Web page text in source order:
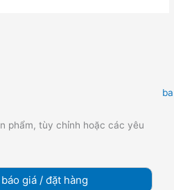
phẩm, tùy chỉnh hoặc các yêu
giá / đặt hàng